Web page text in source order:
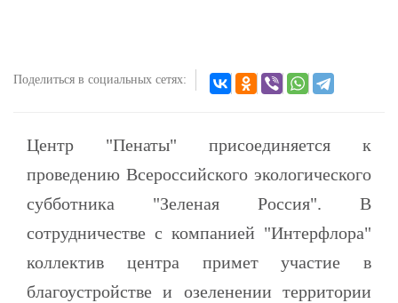
Поделиться в социальных сетях:
Центр "Пенаты" присоединяется к
проведению Всероссийского экологического
субботника "Зеленая Россия". В
сотрудничестве с компанией "Интерфлора"
коллектив центра примет участие в
благоустройстве и озеленении территории